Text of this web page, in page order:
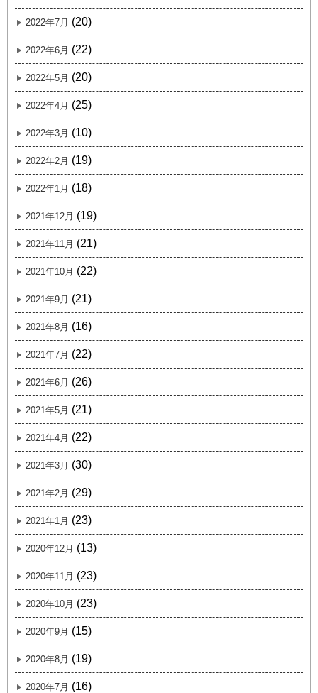
2022年7月 (20)
2022年6月 (22)
2022年5月 (20)
2022年4月 (25)
2022年3月 (10)
2022年2月 (19)
2022年1月 (18)
2021年12月 (19)
2021年11月 (21)
2021年10月 (22)
2021年9月 (21)
2021年8月 (16)
2021年7月 (22)
2021年6月 (26)
2021年5月 (21)
2021年4月 (22)
2021年3月 (30)
2021年2月 (29)
2021年1月 (23)
2020年12月 (13)
2020年11月 (23)
2020年10月 (23)
2020年9月 (15)
2020年8月 (19)
2020年7月 (16)